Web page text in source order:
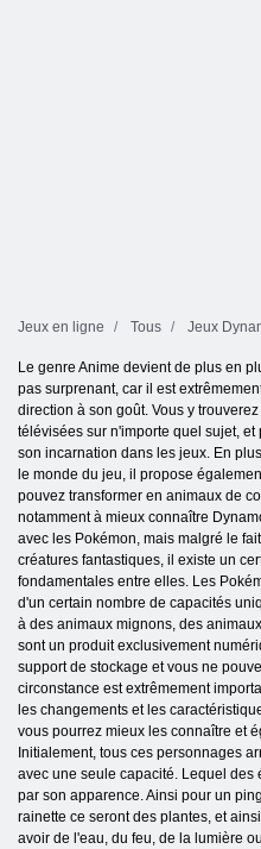
Jeux en ligne Tous Jeux
Le genre Anime devient de plus en
pas surprenant, car il est
direction à son goût. Vous y
télévisées sur n'importe quel sujet,
son incarnation dans les jeux. En
le monde du jeu, il propose
pouvez transformer en animaux de
notamment à mieux connaître
avec les Pokémon, mais malgré le
créatures fantastiques, il existe un
fondamentales entre elles. Les
d'un certain nombre de capacités
à des animaux mignons, des
sont un produit exclusivement
support de stockage et vous ne
circonstance est extrêmement
les changements et les
vous pourrez mieux les connaître et
Initialement, tous ces personnages
avec une seule capacité. Lequel des
par son apparence. Ainsi pour un
rainette ce seront des plantes, et
avoir de l'eau, du feu, de la lumière